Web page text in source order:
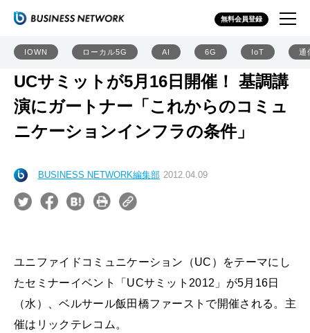
無料会員登録
IOWN ローカル5G AI 6G IoT 通
UCサミットが5月16日開催！ 基調講
演にガートナー「これからのコミュ
ニケーションインフラの条件」
BUSINESS NETWORK編集部 2012.04.09
ユニファイドコミュニケーション（UC）をテーマにし
たセミナーイベント「UCサミット2012」が5月16日
（水）、ベルサール飯田橋ファーストで開催される。主
催はリックテレコム。